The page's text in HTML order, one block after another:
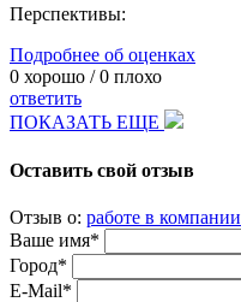
Перспективы:
Подробнее об оценках
0 хорошо /0 плохо
ответить
ПОКАЗАТЬ ЕЩЕ
Оставить свой отзыв
Отзыв о: работе в компании
Ваше имя*
Город*
E-Mail*